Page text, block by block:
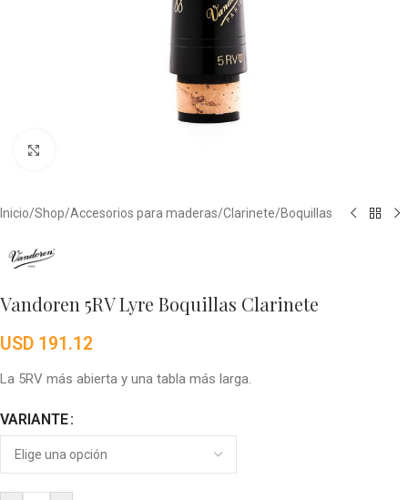
Inicio/Shop/Accesorios para maderas/Clarinete/Boquillas
Vandoren 5RV Lyre Boquillas Clarinete
USD 191.12
La 5RV más abierta y una tabla más larga.
VARIANTE